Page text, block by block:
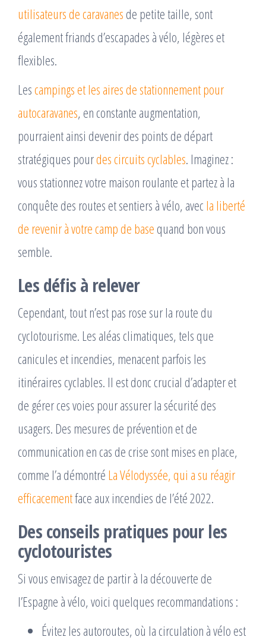
utilisateurs de caravanes de petite taille, sont
également friands d’escapades à vélo, légères et
flexibles.
Lescampings et les aires de stationnement pour
autocaravanes, en constante augmentation,
pourraient ainsi devenir des points de départ
stratégiques pourdes circuits cyclables. Imaginez :
vous stationnez votre maison roulante et partez à la
conquête des routes et sentiers à vélo, avec la liberté
de revenir à votre camp de base quand bon vous
semble.
Les défis à relever
Cependant, tout n’est pas rose sur la route du
cyclotourisme. Les aléas climatiques, tels que
canicules et incendies, menacent parfois les
itinéraires cyclables. Il est donc crucial d’adapter et
de gérer ces voies pour assurer la sécurité des
usagers. Des mesures de prévention et de
communication en cas de crise sont mises en place,
comme l’a démontré La Vélodyssée, qui a su réagir
efficacementface aux incendies de l’été 2022.
Des conseils pratiques pour les
cyclotouristes
Si vous envisagez de partir à la découverte de
l’Espagne à vélo, voici quelques recommandations :
Évitez les autoroutes, où la circulation à vélo est